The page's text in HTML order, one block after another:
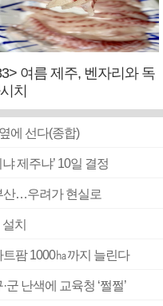
여름 제주, 벤자리와 독
치
에 선다(종합)
제주냐’ 10일 결정
산…우려가 현실로
치
팜 1000㏊까지 늘린다
난색에 교육청 ‘쩔쩔’